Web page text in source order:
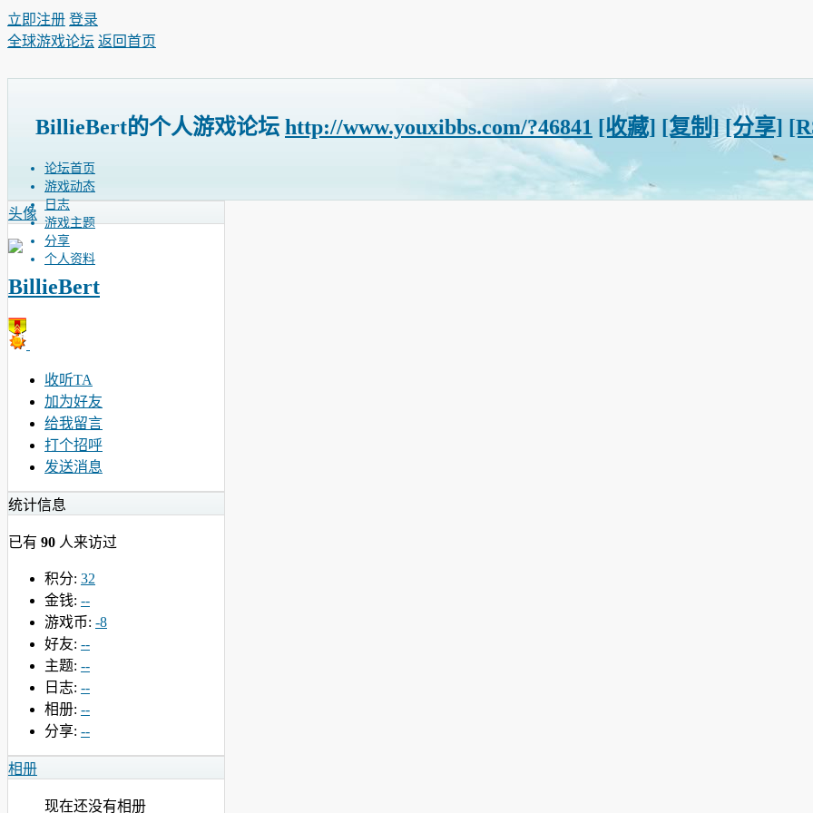
立即注册 登录
全球游戏论坛 返回首页
BillieBert的个人游戏论坛 http://www.youxibbs.com/?46841 [收藏] [复制] [分享]
论坛首页
游戏动态
日志
游戏主题
分享
个人资料
头像
BillieBert
收听TA
加为好友
给我留言
打个招呼
发送消息
统计信息
已有 90 人来访过
积分: 32
金钱: --
游戏币: -8
好友: --
主题: --
日志: --
相册: --
分享: --
相册
现在还没有相册